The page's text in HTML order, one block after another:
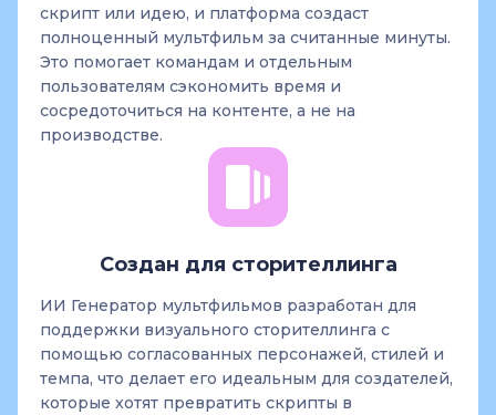
скрипт или идею, и платформа создаст
полноценный мультфильм за считанные минуты.
Это помогает командам и отдельным
пользователям сэкономить время и
сосредоточиться на контенте, а не на
производстве.
Создан для сторителлинга
ИИ Генератор мультфильмов разработан для
поддержки визуального сторителлинга с
помощью согласованных персонажей, стилей и
темпа, что делает его идеальным для создателей,
которые хотят превратить скрипты в